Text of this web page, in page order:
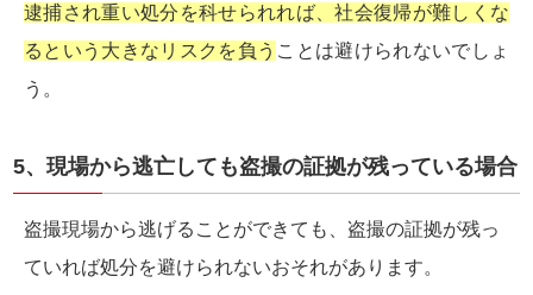
逮捕され重い処分を科せられれば、社会復帰が難しくな
るという大きなリスクを負う ことは避けられないでしょ
う。
5、現場から逃亡しても盗撮の証拠が残っている場合
盗撮現場から逃げることができても、盗撮の証拠が残っ
ていれば処分を避けられないおそれがあります。